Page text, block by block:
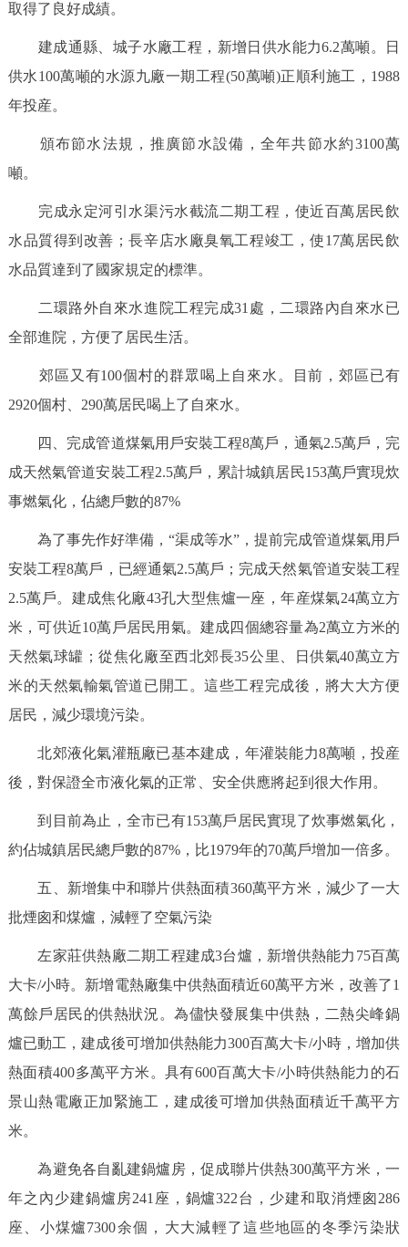
取得了良好成績。
建成通縣、城子水廠工程，新增日供水能力6.2萬噸。日
供水100萬噸的水源九廠一期工程(50萬噸)正順利施工，1988
年投産。
頒布節水法規，推廣節水設備，全年共節水約3100萬
噸。
完成永定河引水渠污水截流二期工程，使近百萬居民飲
水品質得到改善；長辛店水廠臭氧工程竣工，使17萬居民飲
水品質達到了國家規定的標準。
二環路外自來水進院工程完成31處，二環路內自來水已
全部進院，方便了居民生活。
郊區又有100個村的群眾喝上自來水。目前，郊區已有
2920個村、290萬居民喝上了自來水。
四、完成管道煤氣用戶安裝工程8萬戶，通氣2.5萬戶，完
成天然氣管道安裝工程2.5萬戶，累計城鎮居民153萬戶實現炊
事燃氣化，佔總戶數的87%
為了事先作好準備，“渠成等水”，提前完成管道煤氣用戶
安裝工程8萬戶，已經通氣2.5萬戶；完成天然氣管道安裝工程
2.5萬戶。建成焦化廠43孔大型焦爐一座，年産煤氣24萬立方
米，可供近10萬戶居民用氣。建成四個總容量為2萬立方米的
天然氣球罐；從焦化廠至西北郊長35公里、日供氣40萬立方
米的天然氣輸氣管道已開工。這些工程完成後，將大大方便
居民，減少環境污染。
北郊液化氣灌瓶廠已基本建成，年灌裝能力8萬噸，投産
後，對保證全市液化氣的正常、安全供應將起到很大作用。
到目前為止，全市已有153萬戶居民實現了炊事燃氣化，
約佔城鎮居民總戶數的87%，比1979年的70萬戶增加一倍多。
五、新增集中和聯片供熱面積360萬平方米，減少了一大
批煙囪和煤爐，減輕了空氣污染
左家莊供熱廠二期工程建成3台爐，新增供熱能力75百萬
大卡/小時。新增電熱廠集中供熱面積近60萬平方米，改善了1
萬餘戶居民的供熱狀況。為儘快發展集中供熱，二熱尖峰鍋
爐已動工，建成後可增加供熱能力300百萬大卡/小時，增加供
熱面積400多萬平方米。具有600百萬大卡/小時供熱能力的石
景山熱電廠正加緊施工，建成後可增加供熱面積近千萬平方
米。
為避免各自亂建鍋爐房，促成聯片供熱300萬平方米，一
年之內少建鍋爐房241座，鍋爐322台，少建和取消煙囪286
座、小煤爐7300余個，大大減輕了這些地區的冬季污染狀